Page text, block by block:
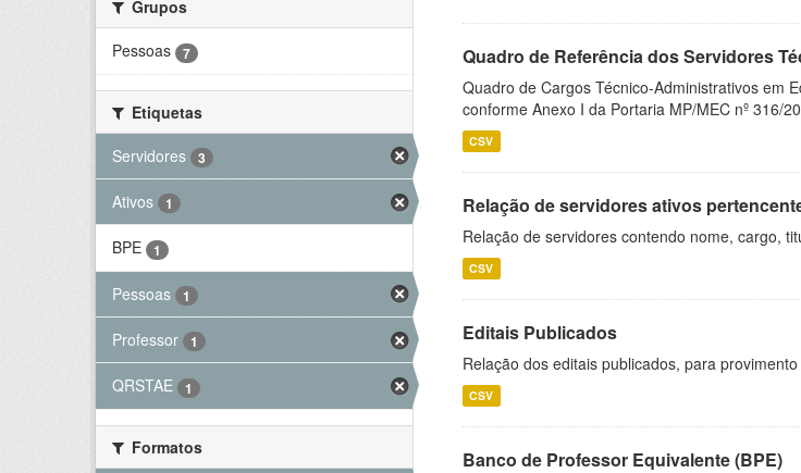
Grupos
Pessoas
7
Etiquetas
Servidores
3
Ativos 1
BPE 1
Pessoas 1
Professor 1
QRSTAE 1
Formatos
Quadro de Referência dos Servidores
Quadro de Cargos Técnico-Administrativos em
conforme Anexo I da Portaria MP/MEC nº 316/
CSV
Relação de servidores ativos
Relação de servidores contendo nome, cargo,
CSV
Editais Publicados
Relação dos editais publicados, para
CSV
Banco de Professor Equivalente (BPE)